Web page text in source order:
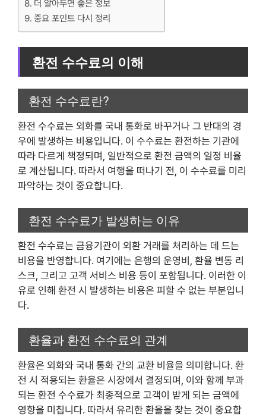
더 알아두면 좋은 정보
중요 포인트 다시 정리
환전 수수료의 이해
환전 수수료란?
환전 수수료는 외화를 국내 통화로 바꾸거나 그 반대의 경
우에 발생하는 비용입니다. 이 수수료는 환전하는 기관에
따라 다르게 책정되며, 일반적으로 환전 금액의 일정 비율
로 계산됩니다. 따라서 여행을 떠나기 전, 이 수수료를 미리
파악하는 것이 중요합니다.
환전 수수료가 발생하는 이유
환전 수수료는 금융기관이 외환 거래를 처리하는 데 드는
비용을 반영합니다. 여기에는 은행의 운영비, 환율 변동 리
스크, 그리고 고객 서비스 비용 등이 포함됩니다. 이러한 이
유로 인해 환전 시 발생하는 비용은 피할 수 없는 부분입니
다.
환율과 환전 수수료의 관계
환율은 외화와 국내 통화 간의 교환 비율을 의미합니다. 환
전 시 적용되는 환율은 시장에서 결정되며, 이와 함께 부과
되는 환전 수수료가 최종적으로 고객이 받게 되는 금액에
영향을 미칩니다. 따라서 유리한 환율을 찾는 것이 중요합